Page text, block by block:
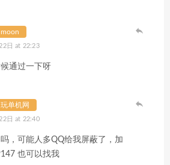
日 at 22:23
通过一下呀
单机网
日 at 22:40
，可能人多QQ给我屏蔽了，加
也可以找我